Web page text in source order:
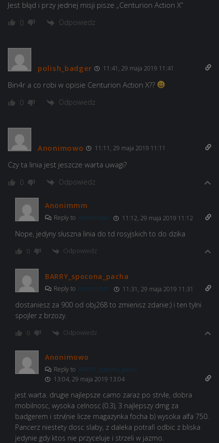
Jest błąd i przy jednej misji pisze „Centurion Action X”
0 Odpowiedz
polish_badger 11:41, 29 maja 2019 11:41
Bin4r a co robi w opisie Centurion Action X??
0 Odpowiedz
Anonimowo 11:11, 29 maja 2019 11:11
Czy ta linia jest jeszcze warta uwagi?
0 Odpowiedz
Anonimmm
Reply to Anonimowo 11:12, 29 maja 2019 11:12
Nope, jedyny słuszna linia do td rosyjskich to do dzika
0 Odpowiedz
BARRY_spocona_pacha
Reply to Anonimmm 11:31, 29 maja 2019 11:31
dostaniesz za 900 od obj268 to zmienisz zdanie:) i ten tylni
spojler z brzozy.
0 Odpowiedz
Anonimowo
Reply to BARRY_spocona_pacha
13:04, 29 maja 2019 13:04
jest warta. drugie najlepsze camo zaraz po strvle, dobra
mobilnosc, wysoka celnosc (0.3), 3 najlepszy dmg za
badgerem i strv(nie licze magazynka focha b) wysoka alfa 750.
Pancerz niestety dosc slaby, z daleka potrafi odbic z bliska
jedynie gdy ktos nie przyceluje i strzeli w jazmo.